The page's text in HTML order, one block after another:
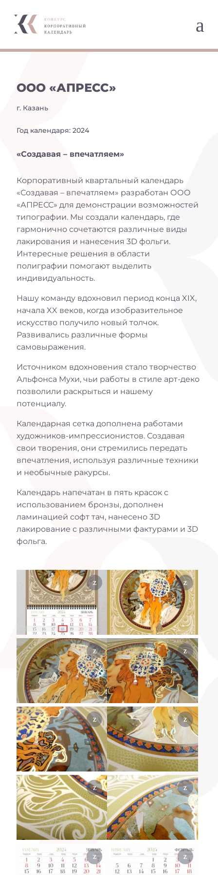
a
ООО «АПРЕСС»
г. Казань
Год календаря: 2024
«Создавая – впечатляем»
Корпоративный квартальный календарь
«Создавая – впечатляем» разработан ООО
«АПРЕСС» для демонстрации возможностей
типографии. Мы создали календарь, где
гармонично сочетаются различные виды
лакирования и нанесения 3D фольги.
Интересные решения в области
полиграфии помогают выделить
индивидуальность.
Нашу команду вдохновил период конца XIX,
начала XX веков, когда изобразительное
искусство получило новый толчок.
Развивались различные формы
самовыражения.
Источником вдохновения стало творчество
Альфонса Мухи, чьи работы в стиле арт-деко
позволили раскрыться и нашему
потенциалу.
Календарная сетка дополнена работами
художников-импрессионистов. Создавая
свои творения, они стремились передать
впечатления, используя различные техники
и необычные ракурсы.
Календарь напечатан в пять красок с
использованием бронзы, дополнен
ламинацией софт тач, нанесено 3D
лакирование с различными фактурами и 3D
фольга.